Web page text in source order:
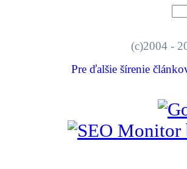
(c)2004 -
Pre ďalšie šírenie